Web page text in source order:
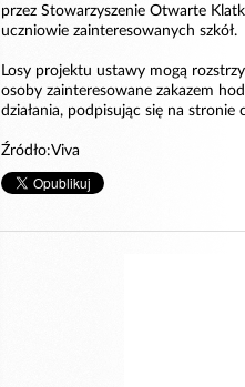
przez Stowarzyszenie Otwarte
uczniowie zainteresowanych szkół.
Losy projektu ustawy mogą
osoby zainteresowane zakazem
działania, podpisując się na stronie
Źródło:Viva